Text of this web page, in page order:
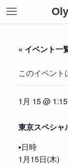
« イベント一
このイベント
1月 15 @
東京スペシャ
▪️日時
1月15日(木)